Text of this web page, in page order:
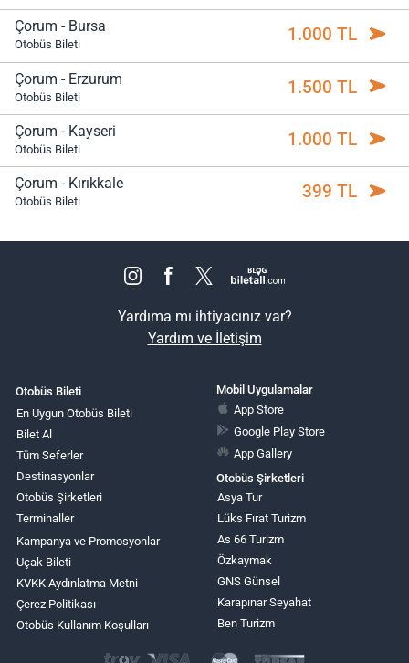
Çorum - Bursa
Otobüs Bileti 1.000 TL
Çorum - Erzurum
Otobüs Bileti 1.500 TL
Çorum - Kayseri
Otobüs Bileti 1.000 TL
Çorum - Kırıkkale
Otobüs Bileti 399 TL
Yardıma mı ihtiyacınız var?
Yardım ve İletişim
Otobüs Bileti
En Uygun Otobüs Bileti
Bilet Al
Tüm Seferler
Destinasyonlar
Otobüs Şirketleri
Terminaller
Kampanya ve Promosyonlar
Uçak Bileti
KVKK Aydınlatma Metni
Çerez Politikası
Otobüs Kullanım Koşulları
Mobil Uygulamalar
App Store
Google Play Store
App Gallery
Otobüs Şirketleri
Asya Tur
Lüks Fırat Turizm
As 66 Turizm
Özkaymak
GNS Günsel
Karapınar Seyahat
Ben Turizm